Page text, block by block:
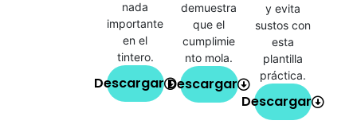
nada
importante
en el
tintero.
Descargar
demuestra
que el
cumplimie
nto mola.
Descargar
y evita
sustos con
esta
plantilla
práctica.
Descargar